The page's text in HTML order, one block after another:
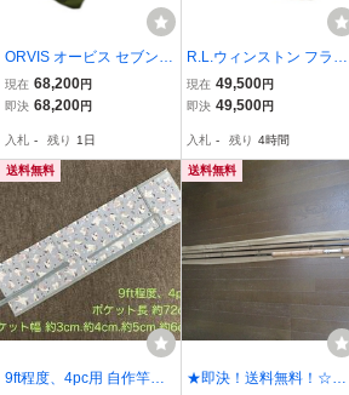
ORVIS オービス セブンス
リー 7ft #3 1tip やや傷や
汚れあり
現在 68,200円
即決 68,200円
入札 - 残り 1日
R.L.ウィンストン フライ
ロッド ボロンIIX13’ 8/9
やや傷や汚れあり
現在 49,500円
即決 49,500円
入札 - 残り 4時間
送料無料
9ft程度、4pc用 自作竿袋
送料無料
★即決！送料無料！☆Gre